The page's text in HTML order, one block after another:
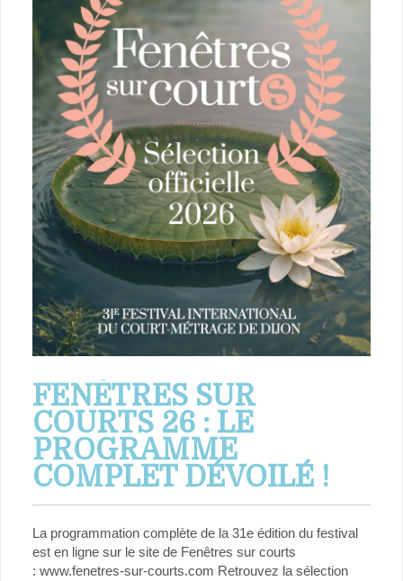
FENÊTRES SUR
COURTS 26 : LE
PROGRAMME
COMPLET DÉVOILÉ !
La programmation complète de la 31e édition du festival
est en ligne sur le site de Fenêtres sur courts
: www.fenetres-sur-courts.com Retrouvez la sélection